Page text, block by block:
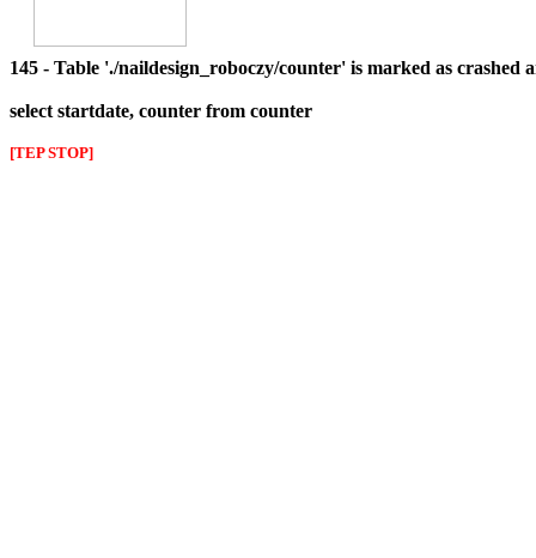
145 - Table './naildesign_roboczy/counter' is marked as crashed
select startdate, counter from counter
[TEP STOP]